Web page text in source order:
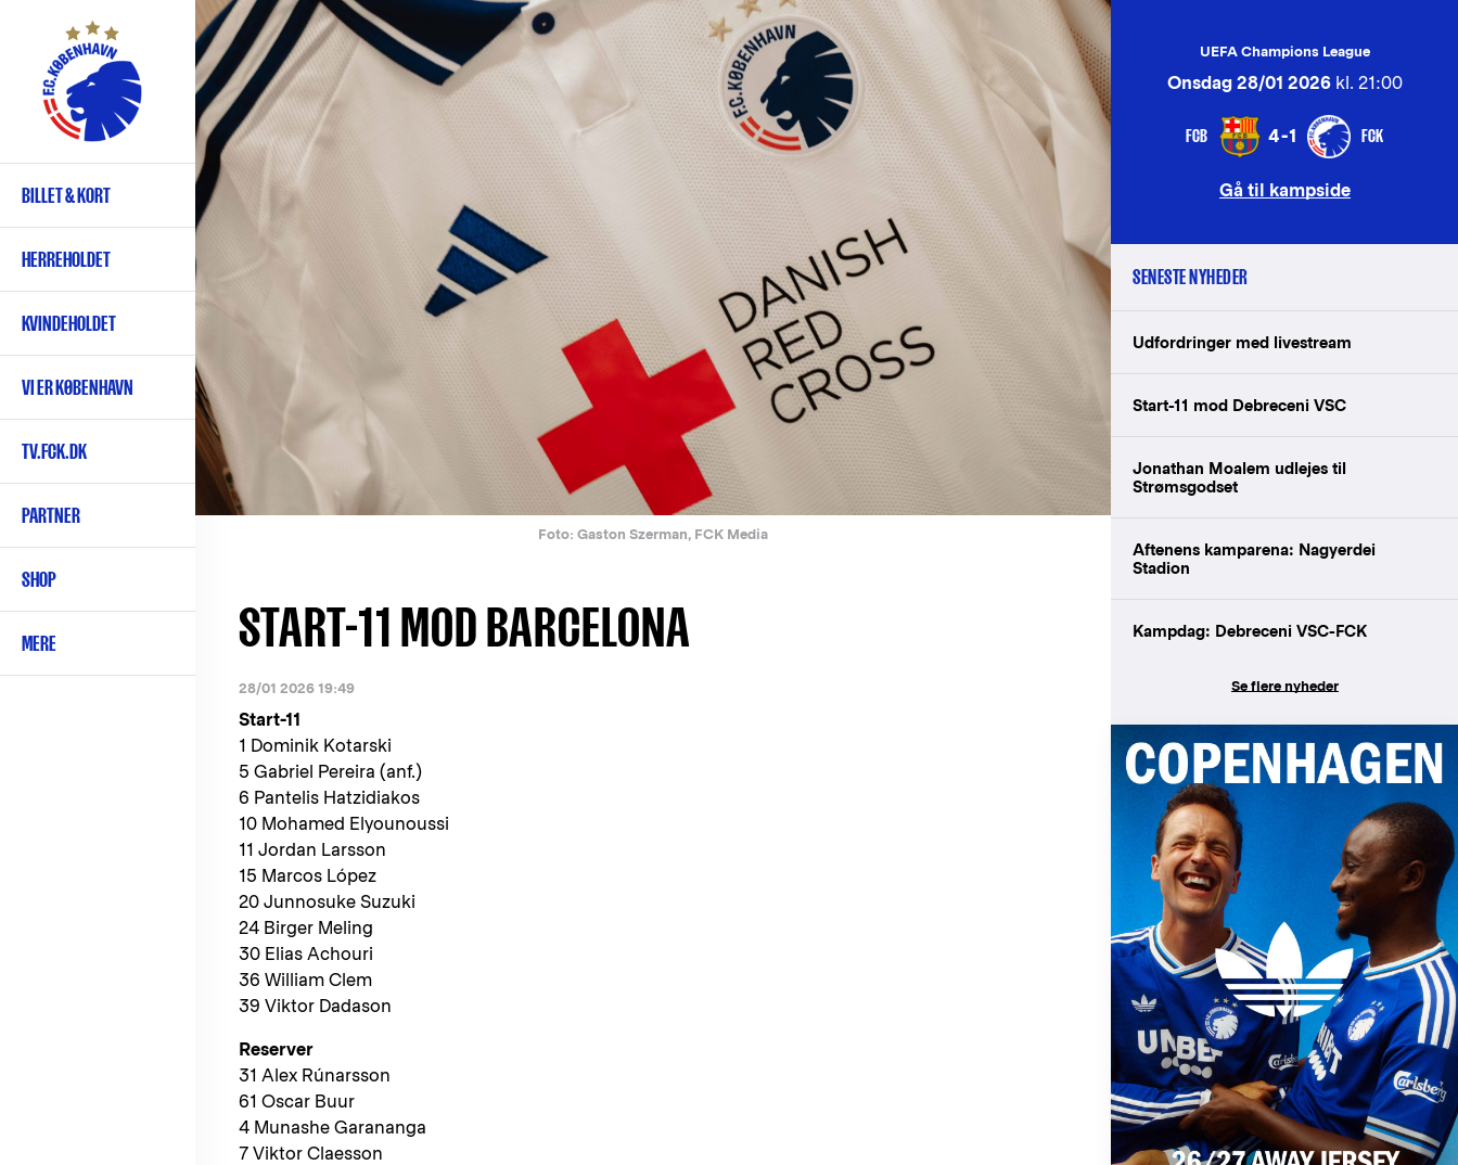
hovedindhold
Primær
navigation
BILLET & KORT
HERREHOLDET
KVINDEHOLDET
VI ER KØBENHAVN
TV.FCK.DK
PARTNER
SHOP
MERE
Foto: Gaston Szerman, FCK Media
START-11 MOD BARCELONA
28/01 2026 19:49
Start-11
1 Dominik Kotarski
5 Gabriel Pereira (anf.)
6 Pantelis Hatzidiakos
10 Mohamed Elyounoussi
11 Jordan Larsson
15 Marcos López
20 Junnosuke Suzuki
24 Birger Meling
30 Elias Achouri
36 William Clem
39 Viktor Dadason
Reserver
31 Alex Rúnarsson
61 Oscar Buur
4 Munashe Garananga
7 Viktor Claesson
UEFA Champions League
Onsdag 28/01 2026kl. 21:00
FCB 4-1 FCK
Gå til kampside
SENESTE NYHEDER
Udfordringer med livestream
Start-11 mod Debreceni VSC
Jonathan Moalem udlejes til
Strømsgodset
Aftenens kamparena: Nagyerdei
Stadion
Kampdag: Debreceni VSC-FCK
Se flere nyheder